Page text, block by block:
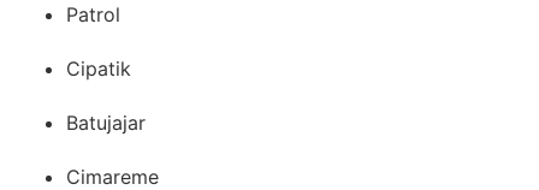
Patrol
Cipatik
Batujajar
Cimareme